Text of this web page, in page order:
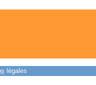
légales